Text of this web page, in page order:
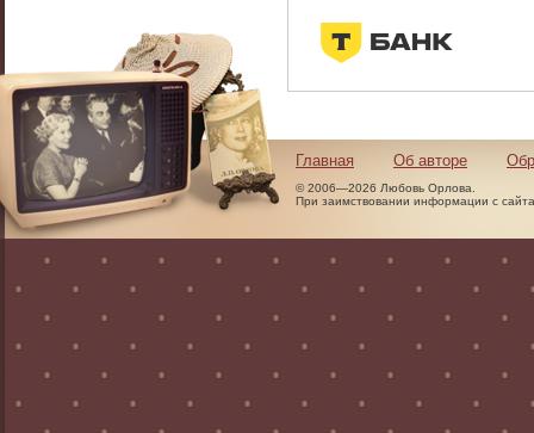
Главная Об авторе
© 2006—2026 Любовь Орлова.
При заимствовании информации с